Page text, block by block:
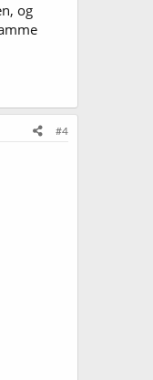
og
#4